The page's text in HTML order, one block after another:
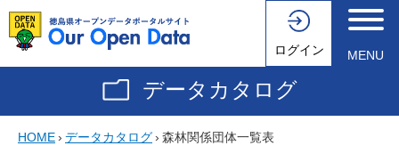
ログイン MENU
データカタログ
HOME› データカタログ› 森林関係団体一覧表